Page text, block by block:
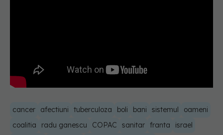
cancer afectiuni tuberculoza boli bani sistemul
oameni
coalitia
radu ganescu COPAC sanitar franta
israel